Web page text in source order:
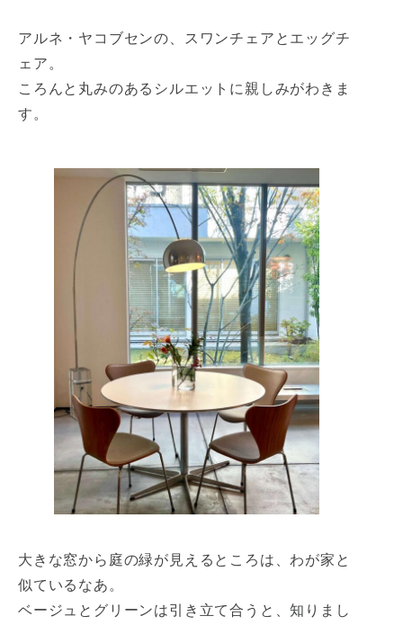
アルネ・ヤコブセンの、スワンチェアとエッグチ
ェア。
ころんと丸みのあるシルエットに親しみがわきま
す。
大きな窓から庭の緑が見えるところは、わが家と
似ているなあ。
ベージュとグリーンは引き立て合うと、知りまし